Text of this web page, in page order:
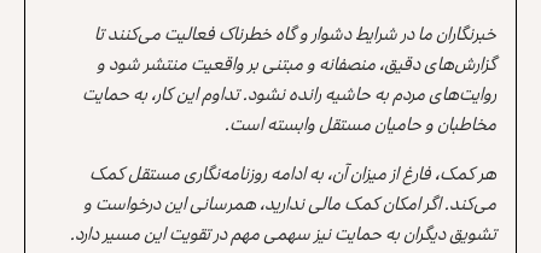
خبرنگاران ما در شرایط دشوار و گاه خطرناک فعالیت می‌کنند تا
گزارش‌های دقیق، منصفانه و مبتنی بر واقعیت منتشر شود و
روایت‌های مردم به حاشیه رانده نشود. تداوم این کار، به حمایت
مخاطبان و حامیان مستقل وابسته است.
هر کمک، فارغ از میزان آن، به ادامه روزنامه‌نگاری مستقل کمک
می‌کند. اگر امکان کمک مالی ندارید، همرسانی این درخواست و
تشویق دیگران به حمایت نیز سهمی مهم در تقویت این مسیر دارد.